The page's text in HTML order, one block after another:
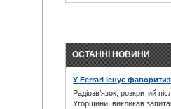
Дима: Іди на..., я не
maxizh: Було написано
трусі. Якщо руко-жоп, то
тихесенько, вчись якісно
Дима: То злийся нафіг
в 16:00. Все правильно
Червоних перехвалили. Що
ОСТАННІ НОВИНИ
У Ferrari існує
Радіозв’язок, розкритий
Угорщини, викликав